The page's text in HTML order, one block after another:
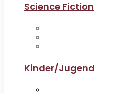
Science Fiction
Kinder/Jugend